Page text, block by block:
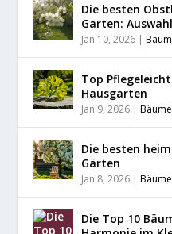
Die besten
Garten:
Jan 10, 2026 |
Top
Hausgarten
Jan 9, 2026 |Bäume
Die besten
Gärten
Jan 8, 2026 |Bäume
Die Top 10